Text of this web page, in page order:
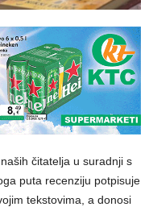
čitatelja u suradnji s
puta recenziju potpisuje
tekstovima, a donosi